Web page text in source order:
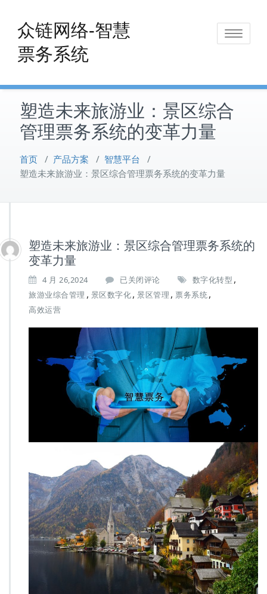
content
众链网络-智慧
票务系统
Toggle
塑造未来旅游业：景区综合
管理票务系统的变革力量
首页 / 产品方案 / 智慧平台 /
塑造未来旅游业：景区综合管理票务系统的变革力量
塑造未来旅游业：景区综合管理票务系统的
变革力量
4 月 26,2024
塑
造
旅
游
业：
景
区
综
合
管
理
票
系
统
的
变
革
力
量
已关闭评论 数字化转型 ,
旅游业综合管理 , 景区数字化, 景区管理 , 票务系统,
高效运营